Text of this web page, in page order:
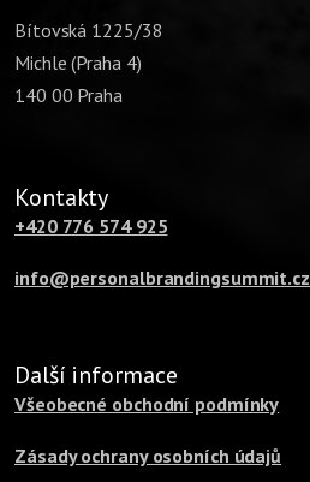
Bítovská 1225/38
Michle (Praha 4)
140 00 Praha
Kontakty
+420 776 574 925
info@personalbrandingsummit.cz
Další informace
Všeobecné obchodní podmínky
Zásady ochrany osobních údajů